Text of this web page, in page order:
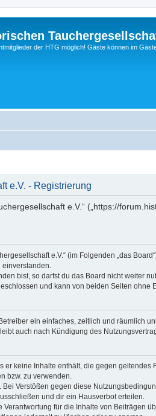
der HTG möglich! Gäste können im
e.V. - Registrierung
e.V.“ („https://
e.V.“ (im Folgenden „das
einverstanden.
bist, so darfst du das Board nicht weiter
und kann von beiden Seiten
ein einfaches, zeitlich und räumlich
auch nach Kündigung des
er keine Inhalte enthält, die gegen
bzw. zu verwenden.
Verstößen gegen diese
und dir ein Hausverbot erteilen.
für die Inhalte von Beiträgen